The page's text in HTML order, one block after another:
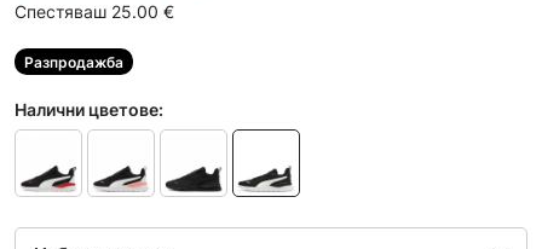
Спестяваш 25.00 €
Разпродажба
Налични цветове: